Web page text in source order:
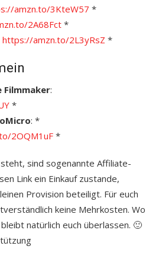
amzn.to/3KteW57 *
2A68Fct *
https://amzn.to/2L3yRsZ *
Filmmaker:
*
: *
2OQM1uF*
steht, sind sogenannte Affiliate-
Link ein Einkauf zustande,
Provision beteiligt. Für euch
keine Mehrkosten. Wo
natürlich euch überlassen. 🙂